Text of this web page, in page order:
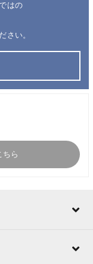
はの
さい。
ちら